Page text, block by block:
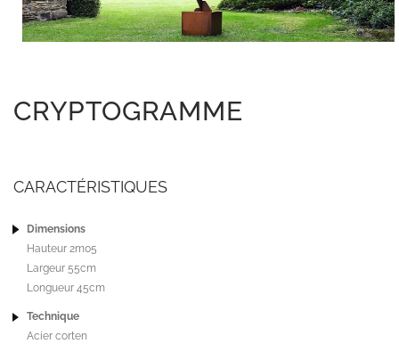
CRYPTOGRAMME
CARACTÉRISTIQUES
Dimensions
Hauteur 2m05
Largeur 55cm
Longueur 45cm
Technique
Acier corten